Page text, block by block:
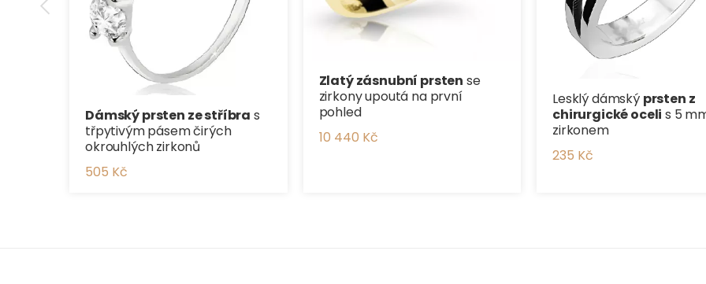
Dámský prsten ze stříbra s
třpytivým pásem čirých
okrouhlých zirkonů
505 Kč
Zlatý zásnubní prsten se
zirkony upoutá na první
pohled
10 440 Kč
Lesklý dámský prsten z
chirurgické oceli s 5
zirkonem
235 Kč